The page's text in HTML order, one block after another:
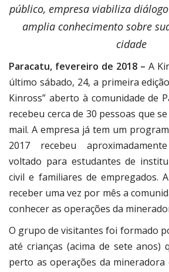
público, empresa viabiliza
amplia conhecimento sobre
cidade
Paracatu, fevereiro de 2018 – A
último sábado, 24, a primeira
Kinross” aberto à comunidade de
recebeu cerca de 30 pessoas que
mail. A empresa já tem um
2017 recebeu
voltado para estudantes de
civil e familiares de empregados.
receber uma vez por mês a
conhecer as operações da
O grupo de visitantes foi formado
até crianças (acima de sete anos)
perto as operações da mineradora